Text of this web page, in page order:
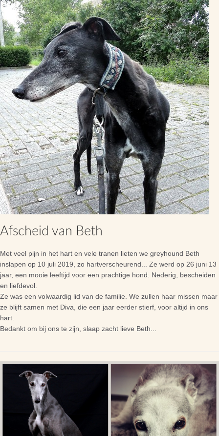
Afscheid van Beth
Met veel pijn in het hart en vele tranen lieten we greyhound Beth
inslapen op 10 juli 2019, zo hartverscheurend... Ze werd op 26 juni 13
jaar, een mooie leeftijd voor een prachtige hond. Nederig, bescheiden
en liefdevol.
Ze was een volwaardig lid van de familie. We zullen haar missen maar
ze blijft samen met Diva, die een jaar eerder stierf, voor altijd in ons
hart.
Bedankt om bij ons te zijn, slaap zacht lieve Beth...